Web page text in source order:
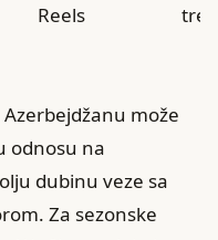
Reels
može
odnosu na
dubinu veze sa
Za sezonske